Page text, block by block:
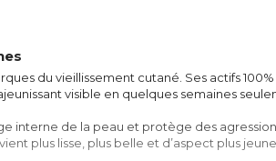
du vieillissement cutané. Ses actifs
visible en quelques semaines
interne de la peau et protège des
plus lisse, plus belle et d’aspect plus